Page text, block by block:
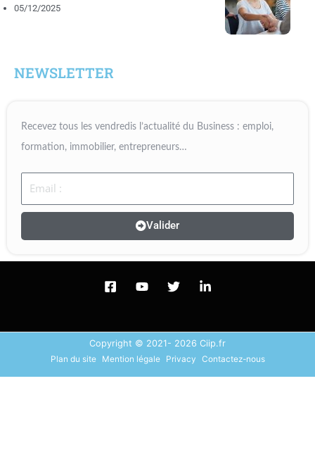
05/12/2025
NEWSLETTER
Recevez tous les vendredis l’actualité du Business : emploi,
formation, immobilier, entrepreneurs…
Email
Valider
Copyright © 2021- 2026 Ciip.fr
Plan du site Mention légale Privacy Contactez-nous